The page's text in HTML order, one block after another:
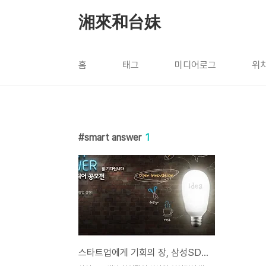
湘來和台妹
홈 태그 미디어로그 위
smart answer 1
스타트업에게 기회의 장, 삼성SDS 신사업 아이디어 공모전 에스젠 글로벌(sGen Global)